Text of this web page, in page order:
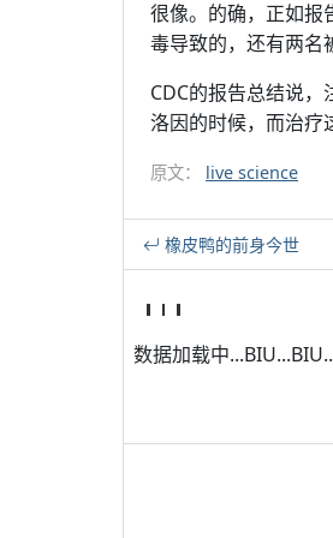
很像。的确，正如报
毒导致的，还有两名
CDC的报告总结说
洛因的时候，而治疗
原文： live science
橡皮鸭的前身今世
数据加载中